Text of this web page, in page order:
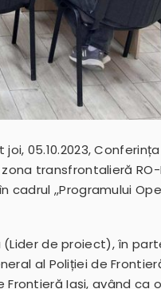
05.10.2023,
transfrontalieră RO-
cadrul ,,Programului
de proiect), în
al Poliției de
Frontieră Iași, având ca